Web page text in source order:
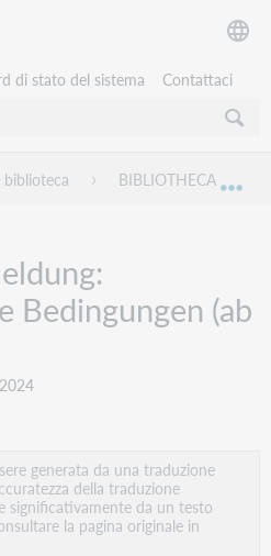
di stato del sistema Contattaci
globaleBIBLIOTHECA
Bedingungen (ab
generata da una traduzione
della traduzione
significativamente da un testo
la pagina originale in